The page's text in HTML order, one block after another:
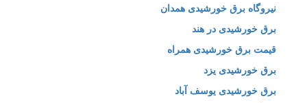
نیروگاه برق خورشیدی همدان
برق خورشیدی در هند
قیمت برق خورشیدی همراه
برق خورشیدی یزد
برق خورشیدی یوسف آباد